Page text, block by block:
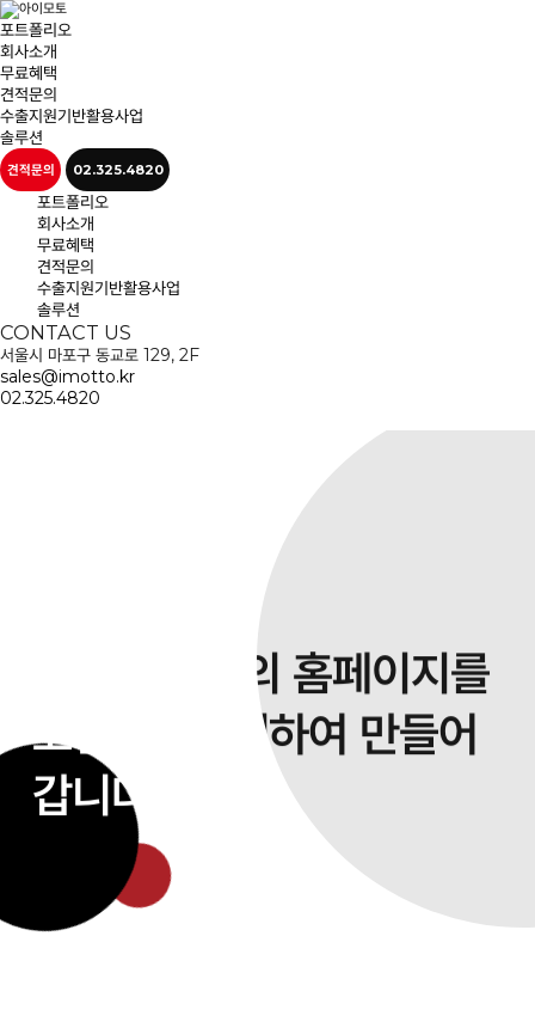
포트폴리오
회사소개
무료혜택
견적문의
수출지원기반활용사업
솔루션
견적문의 02.325.4820
포트폴리오
회사소개
무료혜택
견적문의
수출지원기반활용사업
솔루션
CONTACT US
서울시 마포구 동교로 129, 2F
sales@imotto.kr
02.325.4820
사용자 중심의 홈페이지를
고민하고
설계하여 만들어
갑니다.